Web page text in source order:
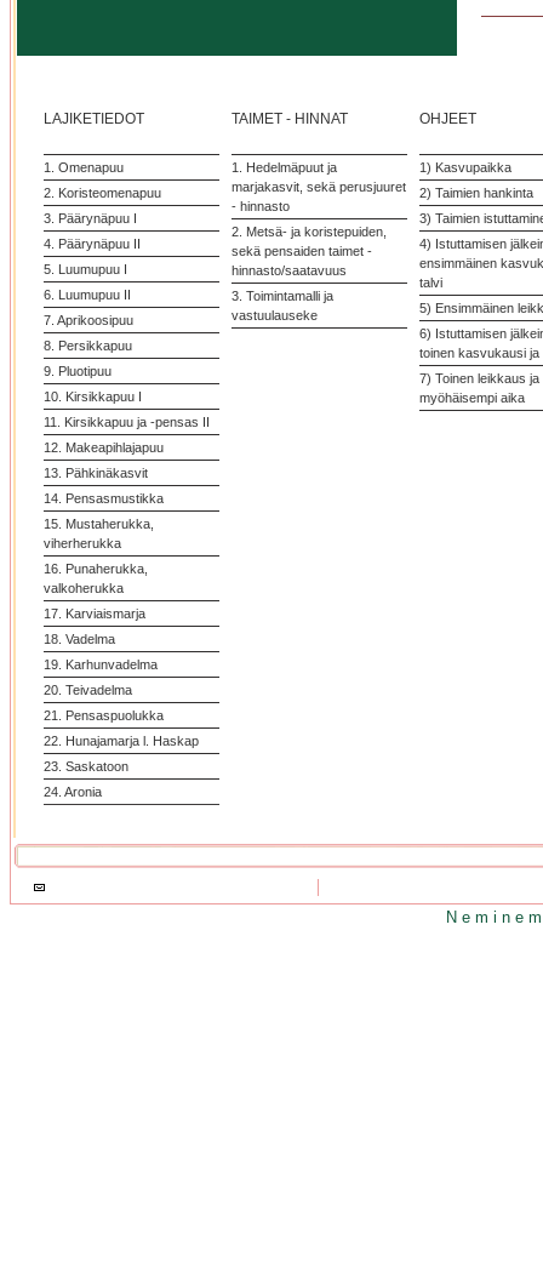
LAJIKETIEDOT
1. Omenapuu
2. Koristeomenapuu
3. Päärynäpuu I
4. Päärynäpuu II
5. Luumupuu I
6. Luumupuu II
7. Aprikoosipuu
8. Persikkapuu
9. Pluotipuu
10. Kirsikkapuu I
11. Kirsikkapuu ja -pensas II
12. Makeapihlajapuu
13. Pähkinäkasvit
14. Pensasmustikka
15. Mustaherukka,
viherherukka
16. Punaherukka,
valkoherukka
17. Karviaismarja
18. Vadelma
19. Karhunvadelma
20. Teivadelma
21. Pensaspuolukka
22. Hunajamarja l. Haskap
23. Saskatoon
24. Aronia
TAIMET - HINNAT
1. Hedelmäpuut ja
marjakasvit, sekä perusjuuret
- hinnasto
2. Metsä- ja koristepuiden,
sekä pensaiden taimet -
hinnasto/saatavuus
3. Toimintamalli ja
vastuulauseke
OHJEET
1) Kasvupaikka
2) Taimien hankinta
3) Taimien
4) Istuttamisen
ensimmäinen
talvi
5) Ensimmäinen
6) Istuttamisen
toinen kasvukausi ja
7) Toinen leikkaus ja
myöhäisempi aika
N e m i n e